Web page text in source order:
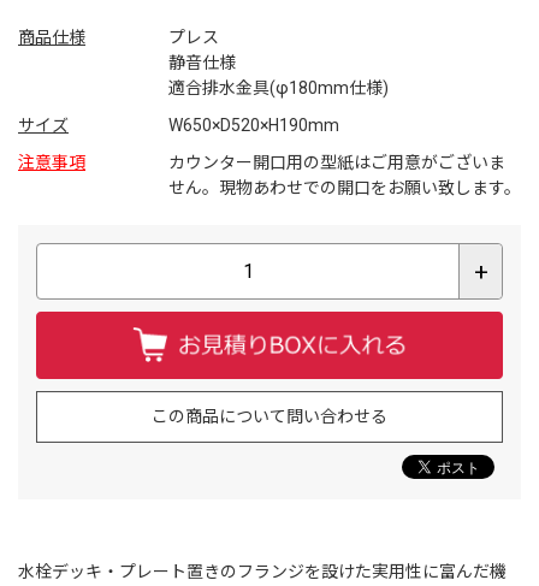
商品仕様
プレス
静音仕様
適合排水金具(φ180mm仕様)
サイズ
W650×D520×H190mm
注意事項
カウンター開口用の型紙はご用意がございま
せん。現物あわせでの開口をお願い致します。
+
この商品について問い合わせる
水栓デッキ・プレート置きのフランジを設けた実用性に富んだ機